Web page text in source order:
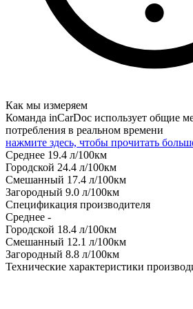
Как мы измеряем
Команда inCarDoc использует общие
потребления в реальном времени
нажмите здесь, чтобы прочитать
Среднее 19.4 л/100км
Городской 24.4 л/100км
Смешанный 17.4 л/100км
Загородный 9.0 л/100км
Спецификация производителя
Среднее -
Городской 18.4 л/100км
Смешанный 12.1 л/100км
Загородный 8.8 л/100км
Технические характеристики